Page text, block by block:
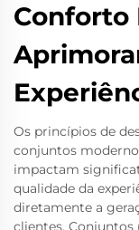
Conforto
Os princípios de
conjuntos
impactam
qualidade da
diretamente a
clientes. Conjuntos